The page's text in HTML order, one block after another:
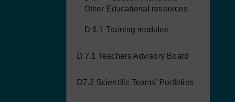
Other Educational resources
D 6.1 Training modules
D 7.1 Teachers Advisory Board
D7.2 Scientific Teams’ Portfolios